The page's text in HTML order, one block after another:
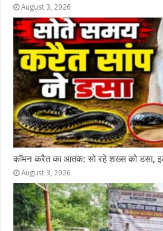
August 3, 2026
कॉमन करैत का आतंक: सो रहे शख्स को डसा,
August 3, 2026